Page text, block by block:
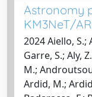
Astronomy
KM3NeT/
2024 Aiello, S.;
Garre, S.; Aly,
M.;
Ardid, M.;